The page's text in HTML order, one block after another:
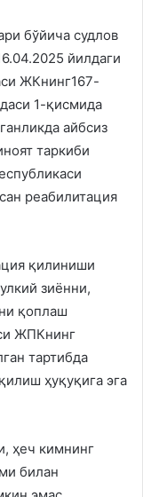
бўйича судлов
йилдаги
ЖКнинг167-
1-қисмида
айбсиз
таркиби
реабилитация
қилиниши
зиённи,
қоплаш
ЖПКнинг
тартибда
ҳуқуқига эга
ҳеч кимнинг
билан